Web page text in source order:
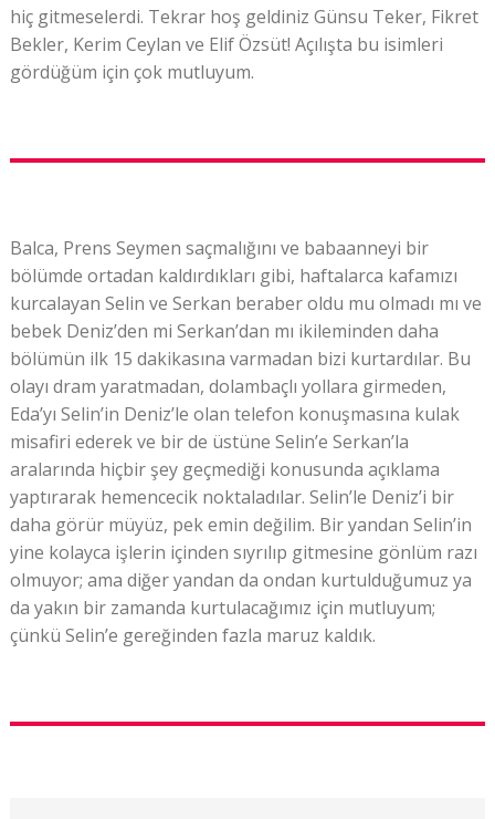
hiç gitmeselerdi. Tekrar hoş geldiniz Günsu Teker, Fikret
Bekler, Kerim Ceylan ve Elif Özsüt! Açılışta bu isimleri
gördüğüm için çok mutluyum.
Balca, Prens Seymen saçmalığını ve babaanneyi bir
bölümde ortadan kaldırdıkları gibi, haftalarca kafamızı
kurcalayan Selin ve Serkan beraber oldu mu olmadı mı ve
bebek Deniz’den mi Serkan’dan mı ikileminden daha
bölümün ilk 15 dakikasına varmadan bizi kurtardılar. Bu
olayı dram yaratmadan, dolambaçlı yollara girmeden,
Eda’yı Selin’in Deniz’le olan telefon konuşmasına kulak
misafiri ederek ve bir de üstüne Selin’e Serkan’la
aralarında hiçbir şey geçmediği konusunda açıklama
yaptırarak hemencecik noktaladılar. Selin’le Deniz’i bir
daha görür müyüz, pek emin değilim. Bir yandan Selin’in
yine kolayca işlerin içinden sıyrılıp gitmesine gönlüm razı
olmuyor; ama diğer yandan da ondan kurtulduğumuz ya
da yakın bir zamanda kurtulacağımız için mutluyum;
çünkü Selin’e gereğinden fazla maruz kaldık.